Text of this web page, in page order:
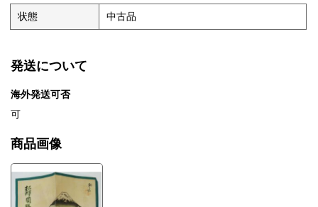
状態 中古品
発送について
海外発送可否
可
商品画像